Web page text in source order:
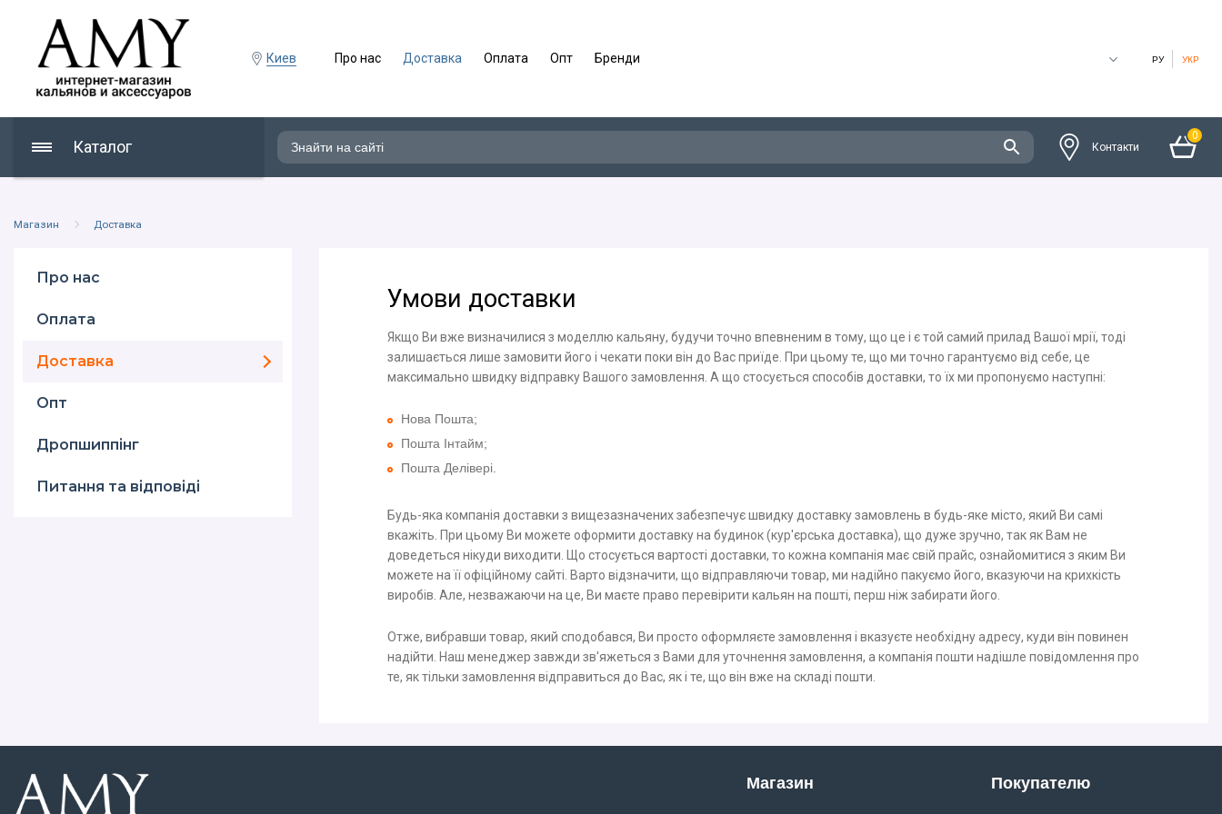
Киев Про нас Доставка Оплата Опт Бренди РУ УКР
Каталог Контакти
0
Магазин Доставка
Про нас
Оплата
Доставка
Опт
Дропшиппінг
Питання та відповіді
Умови доставки
Якщо Ви вже визначилися з моделлю кальяну, будучи точно впевненим в тому, що це і є той самий прилад Вашої мрії, тоді
залишається лише замовити його і чекати поки він до Вас приїде. При цьому те, що ми точно гарантуємо від себе, це
максимально швидку відправку Вашого замовлення. А що стосується способів доставки, то їх ми пропонуємо наступні:
Нова Пошта;
Пошта Інтайм;
Пошта Делівері.
Будь-яка компанія доставки з вищезазначених забезпечує швидку доставку замовлень в будь-яке місто, який Ви самі
вкажіть. При цьому Ви можете оформити доставку на будинок (кур'єрська доставка), що дуже зручно, так як Вам не
доведеться нікуди виходити. Що стосується вартості доставки, то кожна компанія має свій прайс, ознайомитися з яким Ви
можете на її офіційному сайті. Варто відзначити, що відправляючи товар, ми надійно пакуємо його, вказуючи на крихкість
виробів. Але, незважаючи на це, Ви маєте право перевірити кальян на пошті, перш ніж забирати його.
Отже, вибравши товар, який сподобався, Ви просто оформляєте замовлення і вказуєте необхідну адресу, куди він повинен
надійти. Наш менеджер завжди зв'яжеться з Вами для уточнення замовлення, а компанія пошти надішле повідомлення про
те, як тільки замовлення відправиться до Вас, як і те, що він вже на складі пошти.
Магазин Покупателю